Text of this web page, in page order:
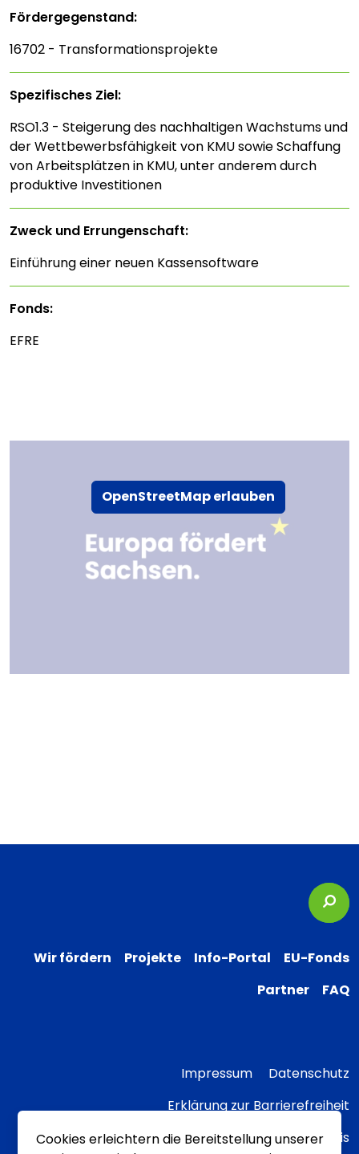
OpenStreetMap erlauben
Fördergegenstand:
16702 - Transformationsprojekte
Spezifisches Ziel:
RSO1.3 - Steigerung des nachhaltigen Wachstums und
der Wettbewerbsfähigkeit von KMU sowie Schaffung
von Arbeitsplätzen in KMU, unter anderem durch
produktive Investitionen
Zweck und Errungenschaft:
Einführung einer neuen Kassensoftware
Fonds:
EFRE
Wir fördern Projekte Info-Portal
EU-Fonds
Partner
FAQ
Impressum
Datenschutz
Erklärung zur Barrierefreiheit
Transparenzhinweis
Cookies erleichtern die Bereitstellung unserer